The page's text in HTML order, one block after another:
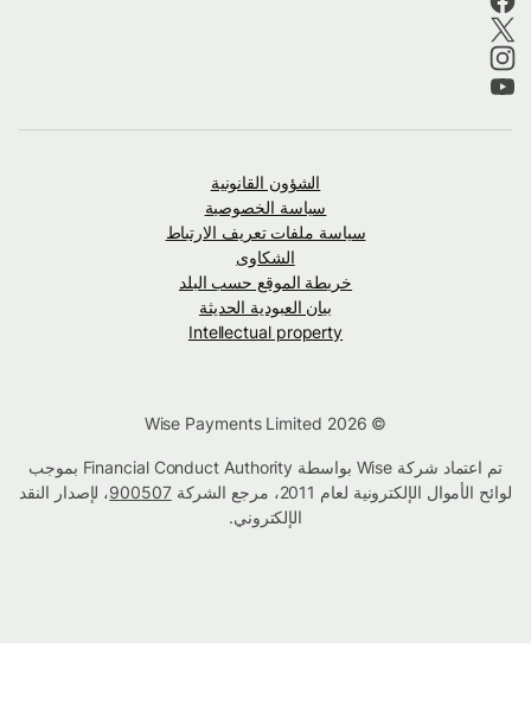
الشؤون القانونية
سياسة الخصوصية
سياسة ملفات تعريف الارتباط
الشكاوى
خريطة الموقع حسب البلد
بيان العبودية الحديثة
Intellectual property
تم اعتماد شركة Wise بواسطة Financial Conduct Authority بموجب
لوائح الأموال الإلكترونية لعام 2011، مرجع الشركة
900507، لإصدار النقد
الإلكتروني.